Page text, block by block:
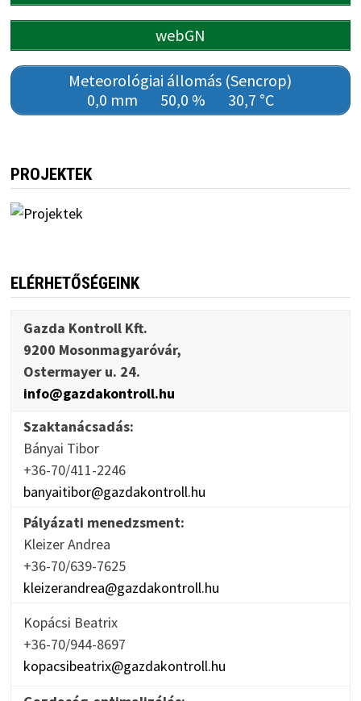
webGN
Meteorológiai állomás (Sencrop)
0,0 mm
50,0 % 30,7 °C
PROJEKTEK
ELÉRHETŐSÉGEINK
Gazda Kontroll Kft.
9200 Mosonmagyaróvár,
Ostermayer u. 24.
info@gazdakontroll.hu
Szaktanácsadás:
Bányai Tibor
+36-70/411-2246
banyaitibor@gazdakontroll.hu
Pályázati menedzsment:
Kleizer Andrea
+36-70/639-7625
kleizerandrea@gazdakontroll.hu
Kopácsi Beatrix
+36-70/944-8697
kopacsibeatrix@gazdakontroll.hu